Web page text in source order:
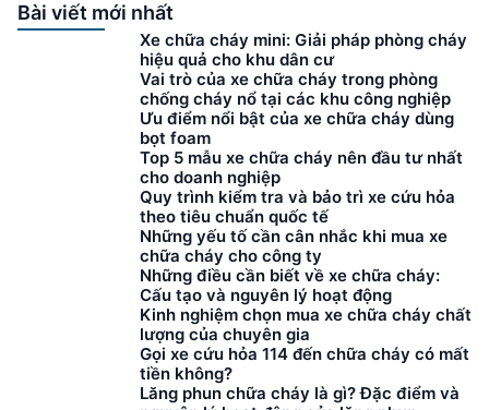
Hùng Anh Auto xin
gửi tới quý khách,
các quy định của
Pháp luật về PCCC
và kinh doanh dịch vụ
tham khảo : PCCC
một trong những vấn
đề […]
Bài viết mới nhất
Xe chữa cháy mini: Giải pháp phòng cháy
hiệu quả cho khu dân cư
Vai trò của xe chữa cháy trong phòng
chống cháy nổ tại các khu công nghiệp
Ưu điểm nổi bật của xe chữa cháy dùng
bọt foam
Top 5 mẫu xe chữa cháy nên đầu tư nhất
cho doanh nghiệp
Quy trình kiểm tra và bảo trì xe cứu hỏa
theo tiêu chuẩn quốc tế
Những yếu tố cần cân nhắc khi mua xe
chữa cháy cho công ty
Những điều cần biết về xe chữa cháy:
Cấu tạo và nguyên lý hoạt động
Kinh nghiệm chọn mua xe chữa cháy chất
lượng của chuyên gia
Gọi xe cứu hỏa 114 đến chữa cháy có mất
tiền không?
Lăng phun chữa cháy là gì? Đặc điểm và